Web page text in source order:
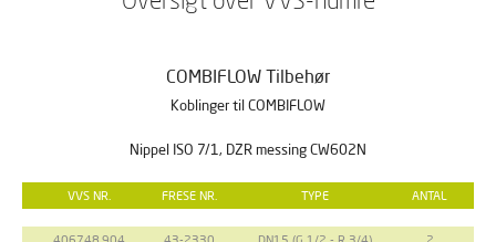
COMBIFLOW Tilbehør
Koblinger til COMBIFLOW
Nippel ISO 7/1, DZR messing CW602N
VVS NR. FRESE NR. TYPE ANTAL